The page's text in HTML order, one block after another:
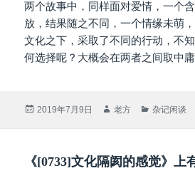
两个故事中，同样面对爱情，一个
放，结果随之不同，一个情缘未萌
文化之下，采取了不同的行动，不
何选择呢？大概会在两者之间取中庸
发
2019年7月9日
作
老方
分
杂记闲谈
《[0733]文化隔阂的感觉》上